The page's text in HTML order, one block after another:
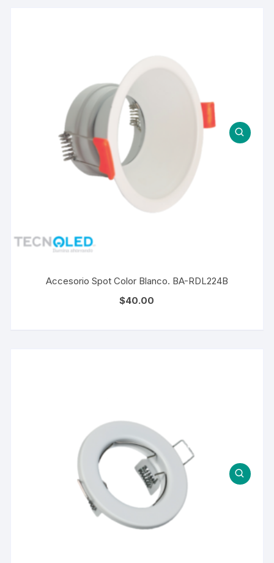
Accesorio Spot Color Blanco. BA-RDL224B
$40.00